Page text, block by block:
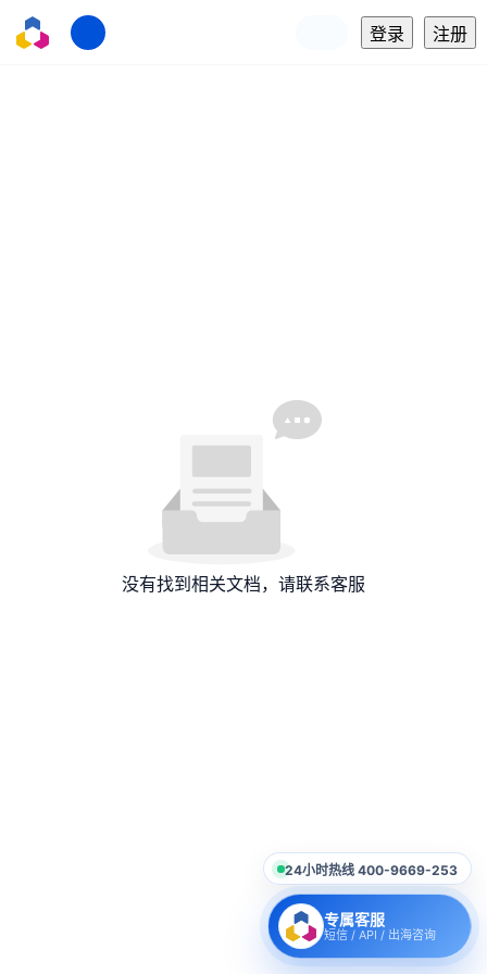
登录 注册
没有找到相关文档，请联系客服
24小时热线 400-9669-253
专属客服
短信 / API / 出海咨询